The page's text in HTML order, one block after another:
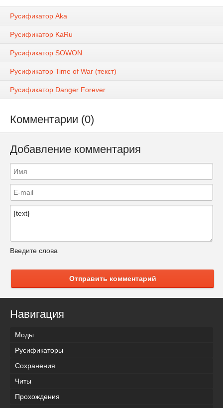
Русификатор Aka
Русификатор KaRu
Русификатор SOWON
Русификатор Time of War (текст)
Русификатор Danger Forever
Комментарии (0)
Добавление комментария
Введите слова
Отправить комментарий
Навигация
Моды
Русификаторы
Сохранения
Читы
Прохождения